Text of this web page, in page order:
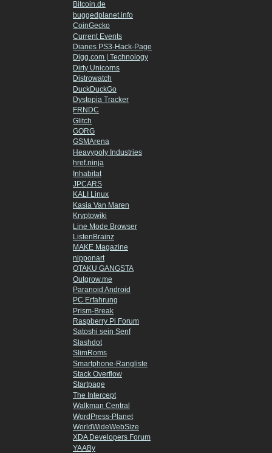
Bitcoin.de
buggedplanet.info
CoinGecko
Current Events
Dianes PS3-Hack-Page
Digg.com | Technology
Dirty Unicorns
Distrowatch
DuckDuckGo
Dystopia Tracker
FRNDC
Glitch
GORG
GSMArena
Heavypoly Industries
href.ninja
Inhabitat
JPCARS
KALI Linux
Kasia Van Maren
Kryptowiki
Line Mode Browser
ListenBrainz
MAKE Magazine
nipponart
OTAKU GANGSTA
Outgrow.me
Paranoid Android
PC Erfahrung
Prism-Break
Raspberry Pi Forum
Satoshi sein Senf
Slashdot
SlimRoms
Smartphone-Rangliste
Stack Overflow
Startpage
The Intercept
Walkman Central
WordPress-Planet
WorldWideWebSize
XDA Developers Forum
YAABy